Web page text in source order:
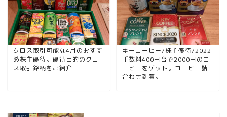
クロス取引可能な4月のおすす
め株主優待。優待目的のクロ
ス取引銘柄をご紹介
キーコーヒー/株主優待/2022
手数料400円台で2000円のコ
ーヒーをゲット。コーヒー詰
合わせ到着。